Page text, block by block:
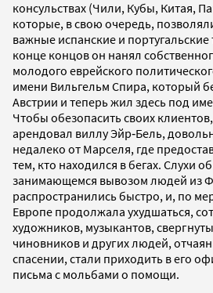
консульствах (Чили, Кубы, Китая,
которые, в свою очередь,
важные испанские и
конце концов он нанял
молодого еврейского
имени Вильгельм Спира, который
Австрии и теперь жил здесь под
Чтобы обезопасить своих
арендовал виллу Эйр‐Бель,
недалеко от Марселя, где
тем, кто находился в бегах. Слухи
занимающемся вывозом людей из
распространились быстро, и, по
Европе продолжала ухудшаться,
художников, музыкантов,
чиновников и других людей,
спасении, стали приходить в его
письма с мольбами о помощи.